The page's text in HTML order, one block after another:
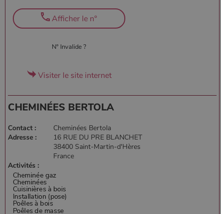
N° Invalide ?
Afficher le n°
Visiter le site internet
CHEMINÉES BERTOLA
Contact :
Cheminées Bertola
Adresse :
16 RUE DU PRE BLANCHET
38400 Saint-Martin-d'Hères
France
Activités :